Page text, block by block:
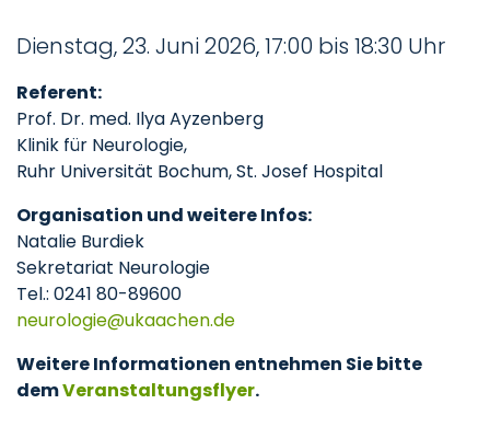
Dienstag, 23. Juni 2026, 17:00 bis 18:30 Uhr
Referent:
Prof. Dr. med. Ilya Ayzenberg
Klinik für Neurologie,
Ruhr Universität Bochum, St. Josef Hospital
Organisation und weitere Infos:
Natalie Burdiek
Sekretariat Neurologie
Tel.: 0241 80-89600
neurologie
ukaachende
Weitere Informationen entnehmen Sie bitte
demVeranstaltungsflyer.